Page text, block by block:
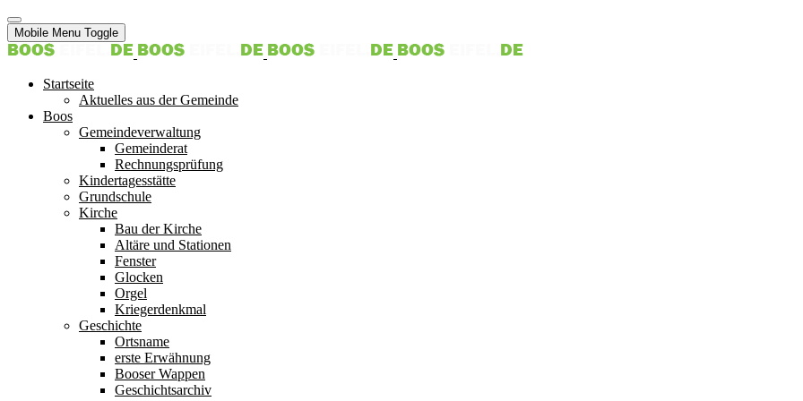
Mobile Menu Toggle
Startseite
Aktuelles aus der Gemeinde
Boos
Gemeindeverwaltung
Gemeinderat
Rechnungsprüfung
Kindertagesstätte
Grundschule
Kirche
Bau der Kirche
Altäre und Stationen
Fenster
Glocken
Orgel
Kriegerdenkmal
Geschichte
Ortsname
erste Erwähnung
Booser Wappen
Geschichtsarchiv